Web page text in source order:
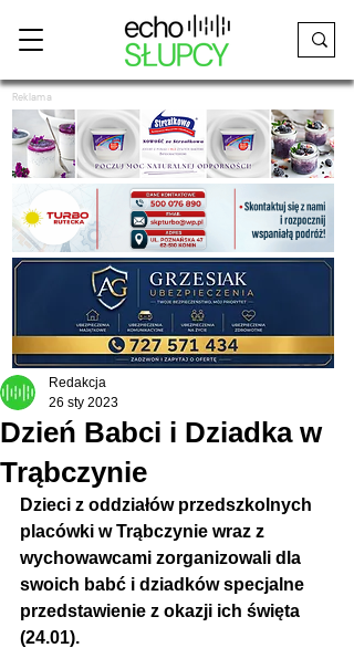
Reklama
Dzień Babci i Dziadka w
Trąbczynie
Redakcja
26 sty 2023
Dzieci z oddziałów przedszkolnych
placówki w Trąbczynie wraz z
wychowawcami zorganizowali dla
swoich babć i dziadków specjalne
przedstawienie z okazji ich święta
(24.01).